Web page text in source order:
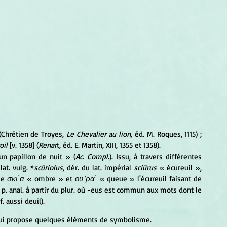
de Troyes, Le Chevalier au lion, éd. M. Roques, 1115) ;
[v. 1358] (Renart, éd. E. Martin, XIII, 1355 et 1358).
papillon de nuit » (Ac. Compl.). Issu, à travers différentes
vulg. *scūriolus, dér. du lat. impérial sciūrus « écureuil »,
σκι ̀α « ombre » et ου ̓ρα ́ « queue » l'écureuil faisant de
anal. à partir du plur. où -eus est commun aux mots dont le
aussi deuil).
propose quelques éléments de symbolisme.